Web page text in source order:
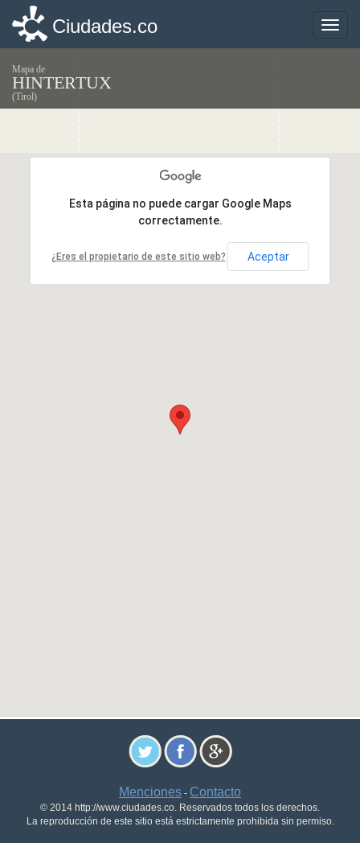
Toggle
Ciudades.co
Mapa de
HINTERTUX
(Tirol)
Esta página no puede cargar Google Maps
correctamente.
¿Eres el propietario de este sitio web? Aceptar
Esta página no puede cargar Google Maps
correctamente.
¿Eres el propietario de este sitio web? Aceptar
Menciones - Contacto
© 2014 http://www.ciudades.co. Reservados todos los derechos.
La reproducción de este sitio está estrictamente prohibida sin permiso.
Toggle
Ciudades.co